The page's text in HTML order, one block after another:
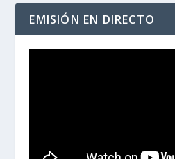
EMISIÓN EN DIRECTO